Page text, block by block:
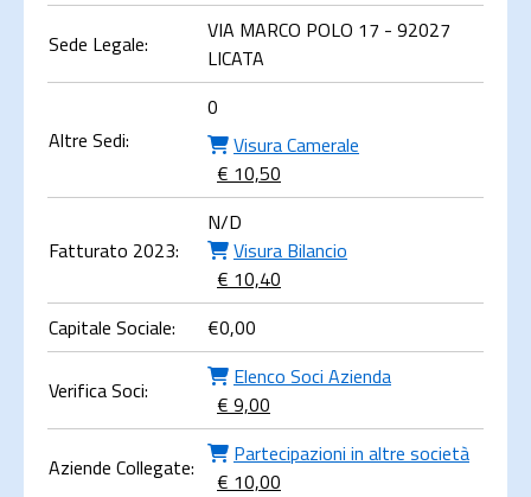
Sede Legale:
VIA MARCO POLO 17 - 92027
LICATA
Altre Sedi:
0
Visura Camerale
€ 10,50
Fatturato 2023:
N/D
Visura Bilancio
€ 10,40
Capitale Sociale:
€0,00
Verifica Soci:
Elenco Soci Azienda
€ 9,00
Aziende Collegate:
Partecipazioni in altre società
€ 10,00